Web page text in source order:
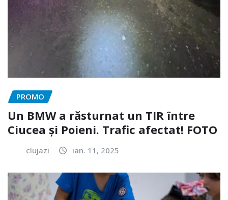
PROMO
Un BMW a răsturnat un TIR între
Ciucea și Poieni. Trafic afectat! FOTO
clujazi ian. 11, 2025